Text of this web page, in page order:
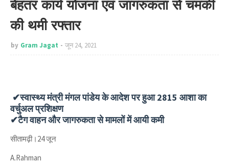
बेहतर कार्य योजना एवं जागरुकता से चमकी
की थमी रफ्तार
by Gram Jagat जून 24, 2021
✔स्वास्थ्य मंत्री मंगल पांडेय के आदेश पर हुआ 2815 आशा का
वर्चुअल प्रशिक्षण
✔टैग वाहन और जागरुकता से मामलों में आयी कमी
सीतामढ़ी।24 जून
A.Rahman